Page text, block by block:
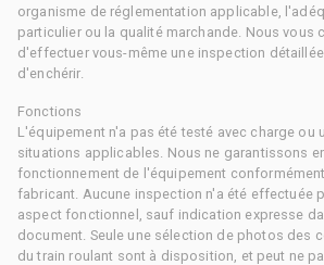
organisme de réglementation applicable,
particulier ou la qualité marchande. Nous vous
d'effectuer vous-même une inspection
d'enchérir.
Fonctions
L'équipement n'a pas été testé avec charge ou
situations applicables. Nous ne garantissons
fonctionnement de l'équipement
fabricant. Aucune inspection n'a été effectuée
aspect fonctionnel, sauf indication expresse
document. Seule une sélection de photos des
du train roulant sont à disposition, et peut ne